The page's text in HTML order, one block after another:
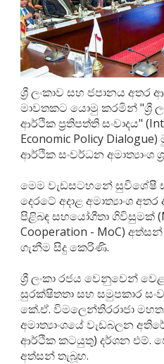
ශ්‍රී ලංකාව සහ ජපානය අතර
මාවතකට යොමු කරමින් "ශ්‍රී
ආර්ථික ප්‍රතිපත්ති සංවාදය"
Economic Policy
ආර්ථික සංවර්ධන අමාත්‍යාංශ
මෙම වැඩසටහනේ සුවිශේෂී
දෙරටේ අදාළ අමාත්‍යාංශ
පිළිබඳ සහයෝගීතා ගිවිසුමක්
Cooperation - MoC)
ගැනීම සිදු කෙරිණි.
ශ්‍රී ලංකා රජය වෙනුවෙන්
සුරක්ෂිතතා සහ සමුපකාර
කේ.ඒ. විමලෙන්තිරරාජා
අමාත්‍යාංශයේ වැඩබලන
ආර්ථික කටයුතු) දර්ශන එම්.
අත්සන් තැබූහ.